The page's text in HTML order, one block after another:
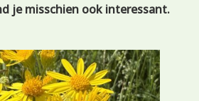
je misschien ook interessant.